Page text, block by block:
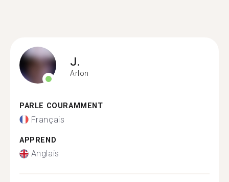
J.
Arlon
PARLE COURAMMENT
Français
APPREND
Anglais